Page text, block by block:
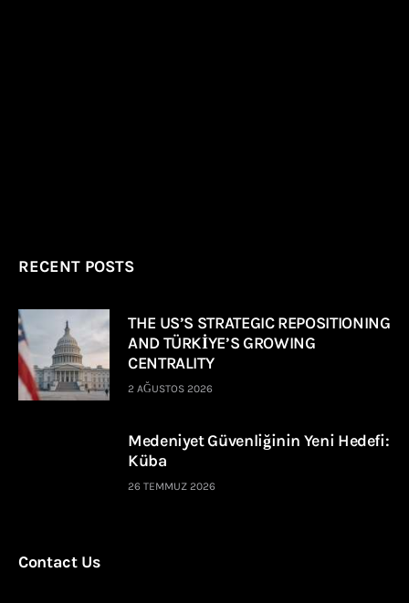
RECENT POSTS
THE US’S STRATEGIC REPOSITIONING
AND TÜRKİYE’S GROWING
CENTRALITY
2 AĞUSTOS 2026
Medeniyet Güvenliğinin Yeni Hedefi:
Küba
26 TEMMUZ 2026
Contact Us